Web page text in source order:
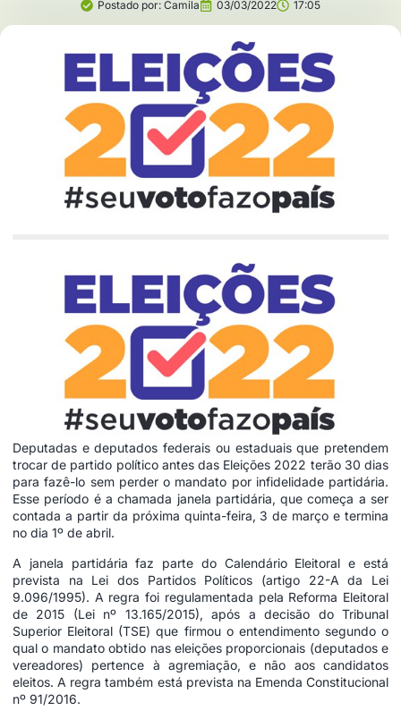
Postado por: Camila 03/03/2022 17:05
Deputadas e deputados federais ou estaduais que pretendem
trocar de partido político antes das Eleições 2022 terão 30 dias
para fazê-lo sem perder o mandato por infidelidade partidária.
Esse período é a chamada janela partidária, que começa a ser
contada a partir da próxima quinta-feira, 3 de março e termina
no dia 1º de abril.
A janela partidária faz parte do Calendário Eleitoral e está
prevista na Lei dos Partidos Políticos (artigo 22-A da Lei
9.096/1995). A regra foi regulamentada pela Reforma Eleitoral
de 2015 (Lei nº 13.165/2015), após a decisão do Tribunal
Superior Eleitoral (TSE) que firmou o entendimento segundo o
qual o mandato obtido nas eleições proporcionais (deputados e
vereadores) pertence à agremiação, e não aos candidatos
eleitos. A regra também está prevista na Emenda Constitucional
nº 91/2016.